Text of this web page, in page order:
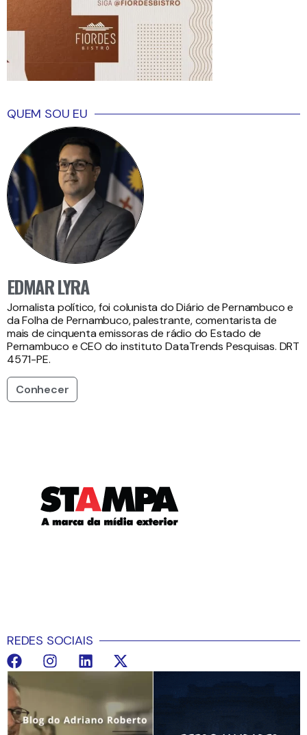
QUEM SOU EU
EDMAR LYRA
Jornalista político, foi colunista do Diário de Pernambuco e
da Folha de Pernambuco, palestrante, comentarista de
mais de cinquenta emissoras de rádio do Estado de
Pernambuco e CEO do instituto DataTrends Pesquisas. DRT
4571-PE.
Conhecer
REDES SOCIAIS